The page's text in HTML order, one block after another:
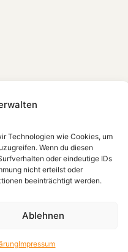
Technologien wie Cookies, um
Wenn du diesen
oder eindeutige IDs
nicht erteilst oder
beeinträchtigt werden.
Ablehnen
Impressum